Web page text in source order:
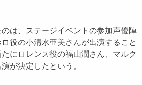
は、ステージイベントの参加声優陣
役の小清水亜美さんが出演すること
にロレンス役の福山潤さん、マルク
が決定したという。